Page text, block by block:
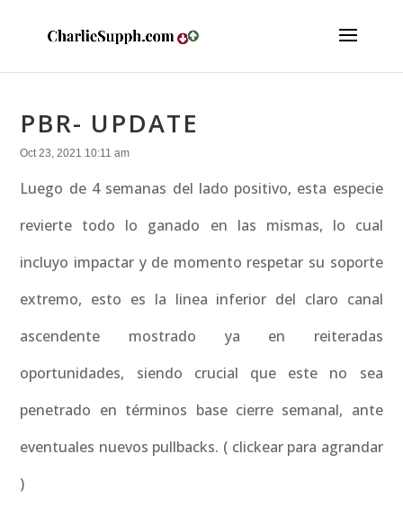
PBR- UPDATE
Oct 23, 2021 10:11 am
Luego de 4 semanas del lado positivo, esta especie
revierte todo lo ganado en las mismas, lo cual
incluyo impactar y de momento respetar su soporte
extremo, esto es la linea inferior del claro canal
ascendente mostrado ya en reiteradas
oportunidades, siendo crucial que este no sea
penetrado en términos base cierre semanal, ante
eventuales nuevos pullbacks. ( clickear para agrandar
)